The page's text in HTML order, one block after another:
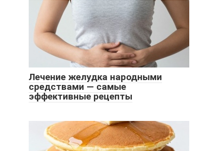
Лечение желудка народными
средствами — самые
эффективные рецепты